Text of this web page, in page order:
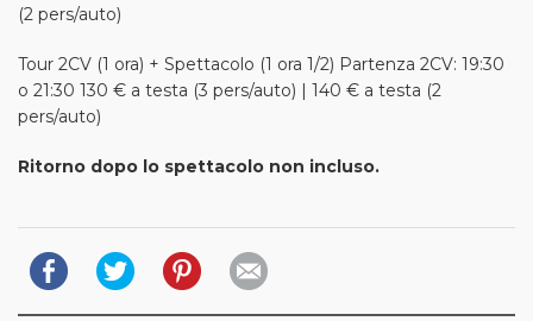
(2 pers/auto)
Tour 2CV (1 ora) + Spettacolo (1 ora 1/2) Partenza 2CV: 19:30
o 21:30 130 € a testa (3 pers/auto) | 140 € a testa (2
pers/auto)
Ritorno dopo lo spettacolo non incluso.